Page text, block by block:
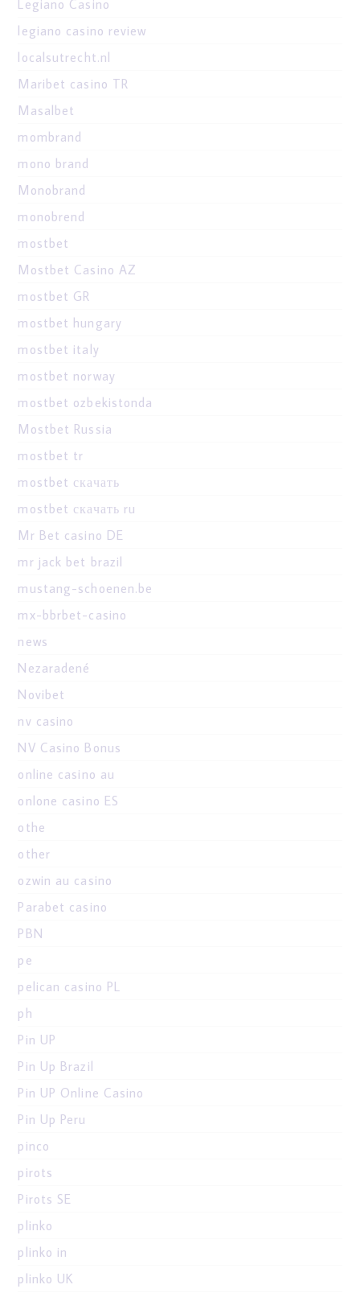
Legiano Casino
legiano casino review
localsutrecht.nl
Maribet casino TR
Masalbet
mombrand
mono brand
Monobrand
monobrend
mostbet
Mostbet Casino AZ
mostbet GR
mostbet hungary
mostbet italy
mostbet norway
mostbet ozbekistonda
Mostbet Russia
mostbet tr
mostbet скачать
mostbet скачать ru
Mr Bet casino DE
mr jack bet brazil
mustang-schoenen.be
mx-bbrbet-casino
news
Nezaradené
Novibet
nv casino
NV Casino Bonus
online casino au
onlone casino ES
othe
other
ozwin au casino
Parabet casino
PBN
pe
pelican casino PL
ph
Pin UP
Pin Up Brazil
Pin UP Online Casino
Pin Up Peru
pinco
pirots
Pirots SE
plinko
plinko in
plinko UK